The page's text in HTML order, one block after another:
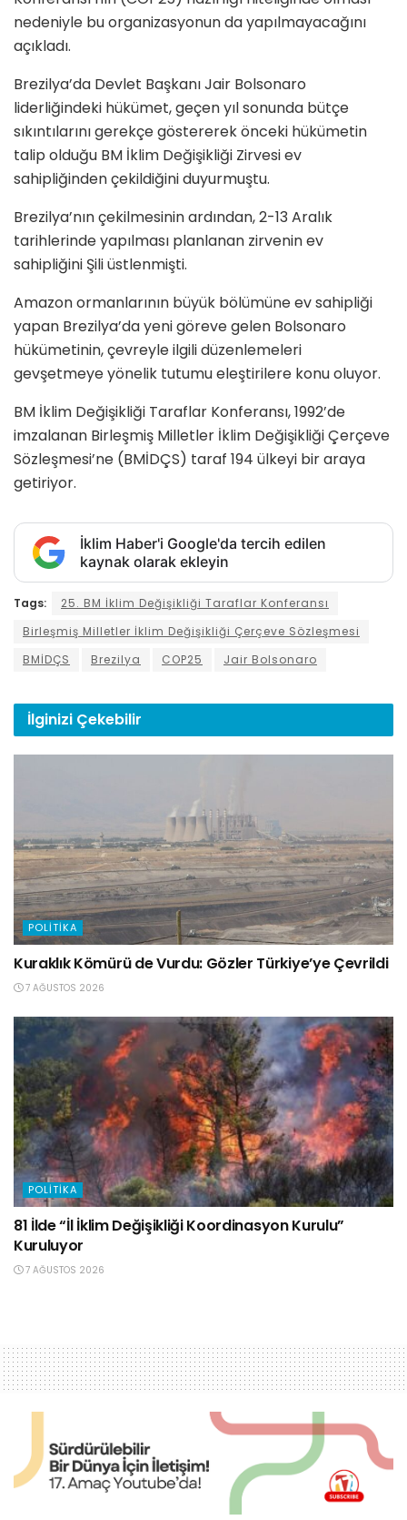
nedeniyle bu organizasyonun da yapılmayacağını
açıkladı.
Brezilya’da Devlet Başkanı Jair Bolsonaro
liderliğindeki hükümet, geçen yıl sonunda bütçe
sıkıntılarını gerekçe göstererek önceki hükümetin
talip olduğu BM İklim Değişikliği Zirvesi ev
sahipliğinden çekildiğini duyurmuştu.
Brezilya’nın çekilmesinin ardından, 2-13 Aralık
tarihlerinde yapılması planlanan zirvenin ev
sahipliğini Şili üstlenmişti.
Amazon ormanlarının büyük bölümüne ev sahipliği
yapan Brezilya’da yeni göreve gelen Bolsonaro
hükümetinin, çevreyle ilgili düzenlemeleri
gevşetmeye yönelik tutumu eleştirilere konu oluyor.
BM İklim Değişikliği Taraflar Konferansı, 1992’de
imzalanan Birleşmiş Milletler İklim Değişikliği Çerçeve
Sözleşmesi’ne (BMİDÇS) taraf 194 ülkeyi bir araya
getiriyor.
İklim Haber'i Google'da tercih edilen
kaynak olarak ekleyin
Tags:
25. BM İklim Değişikliği Taraflar Konferansı
Birleşmiş Milletler İklim Değişikliği Çerçeve Sözleşmesi
BMİDÇS
Brezilya COP25 Jair Bolsonaro
İlginizi Çekebilir
POLITIKA
Kuraklık Kömürü de Vurdu: Gözler Türkiye’ye Çevrildi
7 AĞUSTOS 2026
POLITIKA
81 İlde “İl İklim Değişikliği Koordinasyon Kurulu”
Kuruluyor
7 AĞUSTOS 2026